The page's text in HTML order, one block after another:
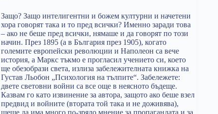
Защо? Защо интелигентни и божем културни и начетени
хора говорят така и то пред всички? Именно заради това
– ако не беше пред всички, нямаше и да говорят по този
начин. През 1895 (а в България през 1905), когато
големите европейски революции и Наполеон са вече
история, а Маркс тъкмо е прогласил учението си, което
ще обезобрази света, излиза забележителната книжка на
Густав Льобон „Психология на тълпите“. Забележете:
двете световни войни са все още в неясното бъдеще.
Казвам го като извинение за автора, защото ако беше взел
предвид и войните (втората той така и не доживява),
щеше да има много по-зряло мнение за пропагандата и за